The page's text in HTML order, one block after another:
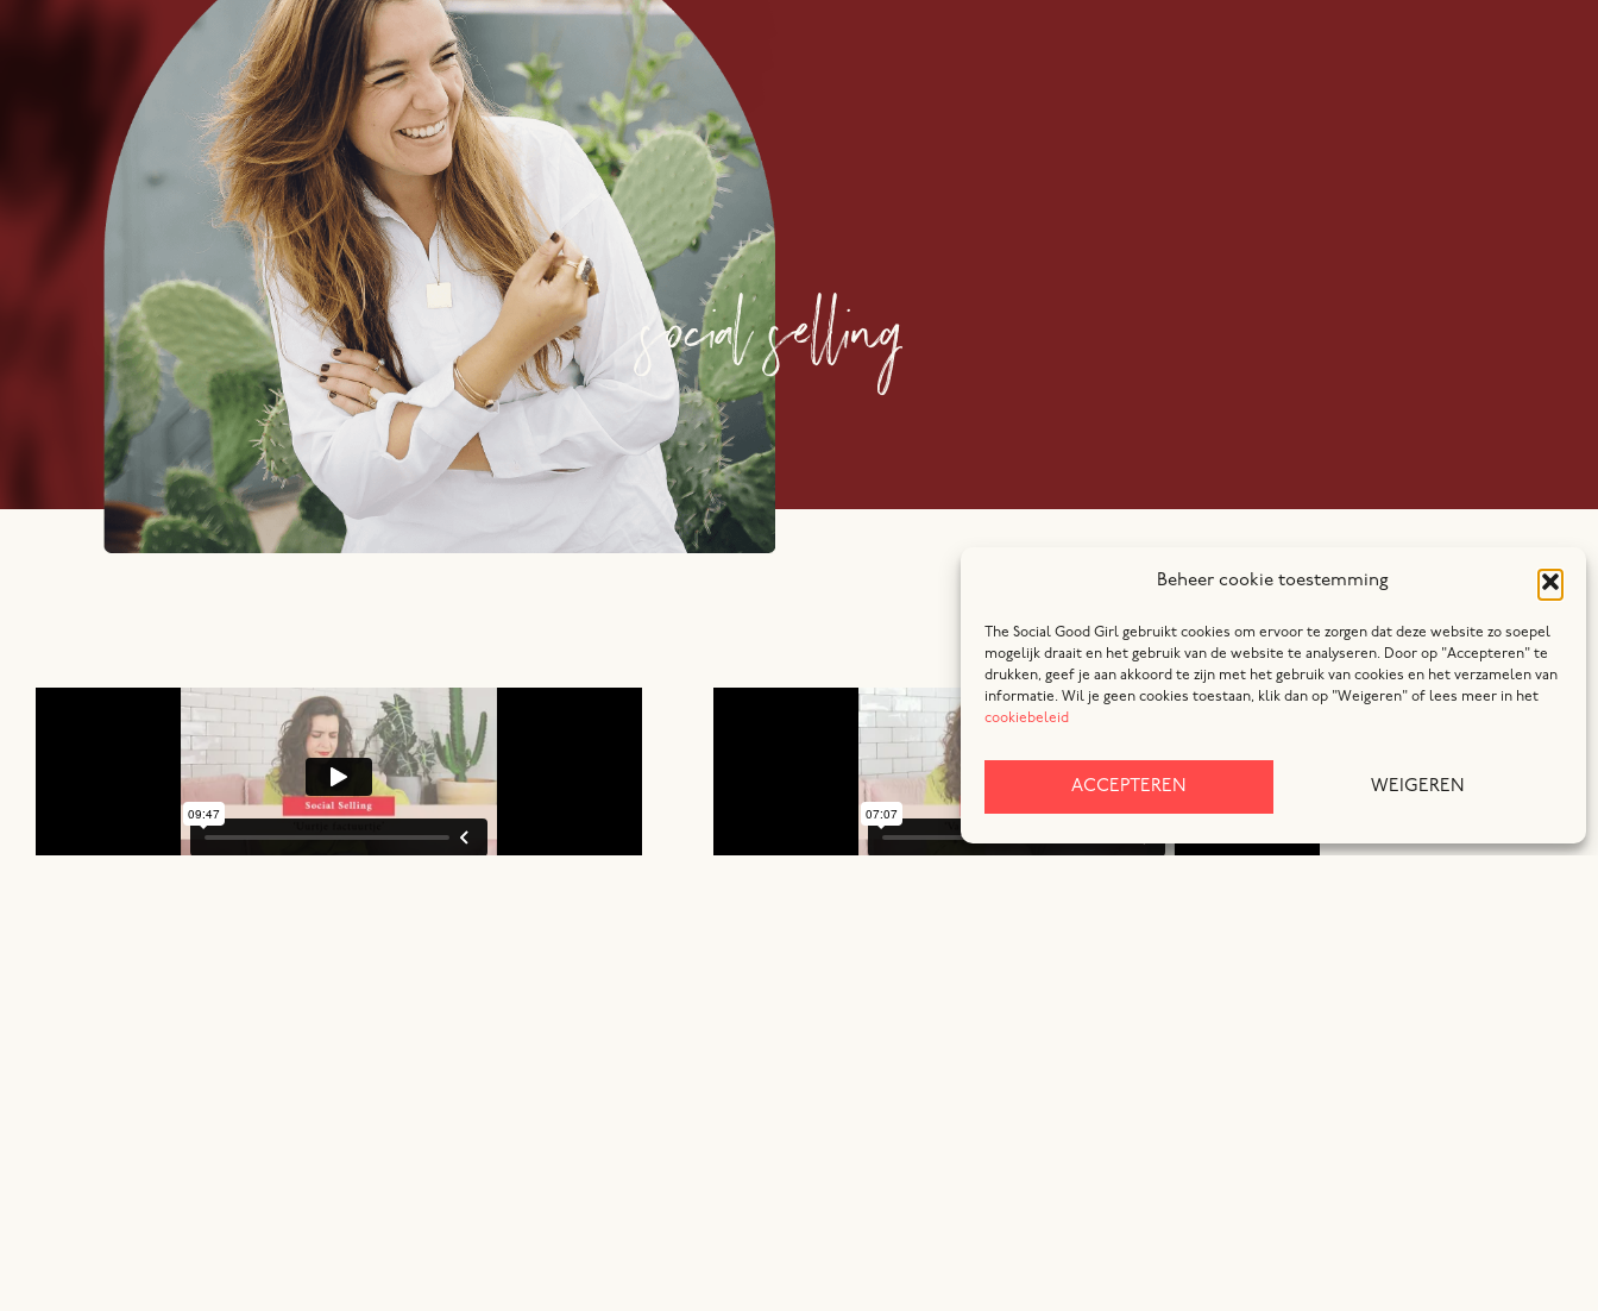
Beheer cookie toestemming
The Social Good Girl gebruikt cookies om ervoor te zorgen dat deze website zo soepel
mogelijk draait en het gebruik van de website te analyseren. Door op "Accepteren" te
drukken, geef je aan akkoord te zijn met het gebruik van cookies en het verzamelen van
informatie. Wil je geen cookies toestaan, klik dan op "Weigeren" of lees meer in het
cookiebeleid
ACCEPTEREN WEIGEREN
social selling